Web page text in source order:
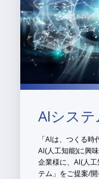
AIシス
「AIは、つくる時
AI(人工知能)に興
企業様に、AI(人
テム」をご提案/開